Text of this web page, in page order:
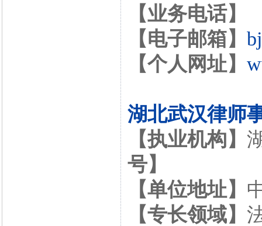
【业务电话】
【电子邮箱】
【个人网址】
湖北武汉律师
【执业机构】
号】
【单位地址】
【专长领域】